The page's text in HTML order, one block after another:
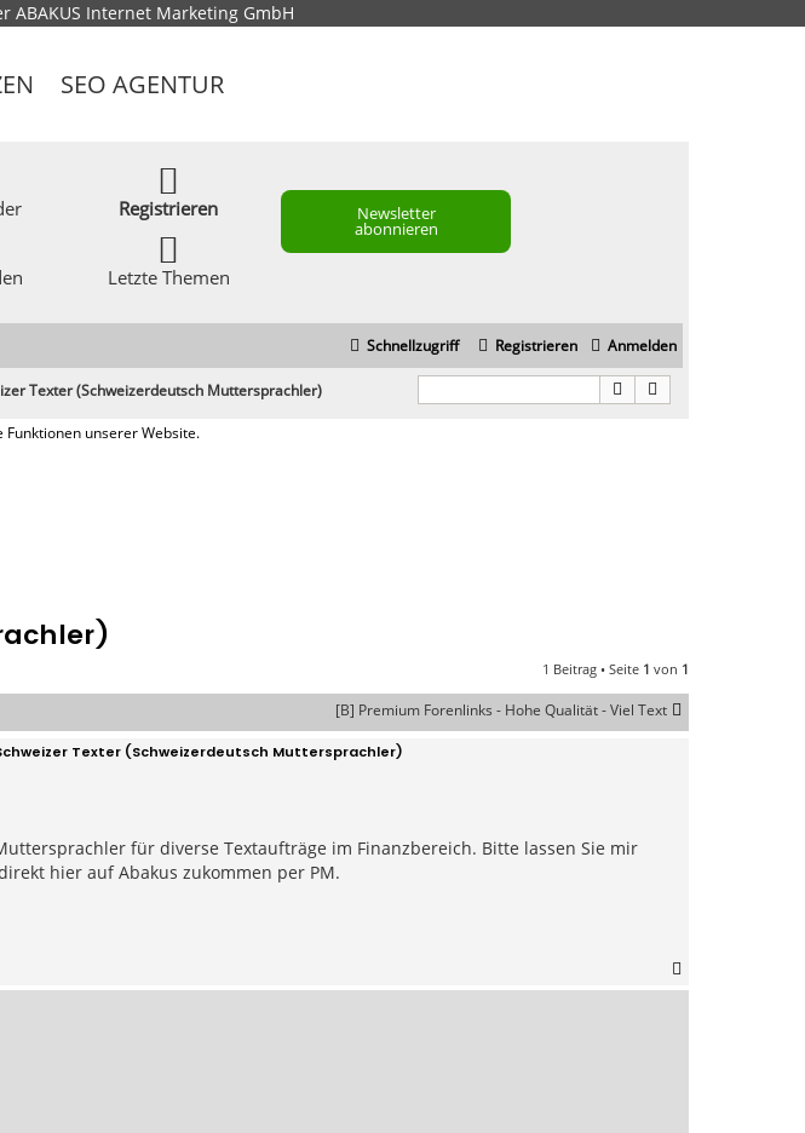
ABAKUS Internet Marketing GmbH
SEO AGENTUR
Registrieren
Letzte Themen
Newsletter
abonnieren
Schnellzugriff Anmelden
Registrieren
Texter (Schweizerdeutsch Muttersprachler)
1 Beitrag • Seite 1 von 1
[B] Premium Forenlinks - Hohe Qualität - Viel Text
Texter (Schweizerdeutsch Muttersprachler)
für diverse Textaufträge im Finanzbereich. Bitte lassen Sie mir
hier auf Abakus zukommen per PM.
a